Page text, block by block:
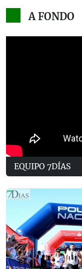
A FONDO
EQUIPO 7DÍAS